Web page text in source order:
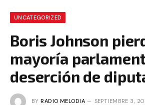
UNCATEGORIZED
Boris Johnson
mayoría
deserción de
BY RADIO MELODIA SEPTIEMBRE 3,